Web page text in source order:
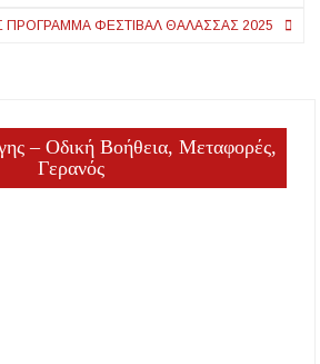
ΠΡΌΓΡΑΜΜΑ ΦΕΣΤΙΒΆΛ ΘΆΛΑΣΣΑΣ 2025
– Οδική Βοήθεια, Μεταφορές,
Γερανός